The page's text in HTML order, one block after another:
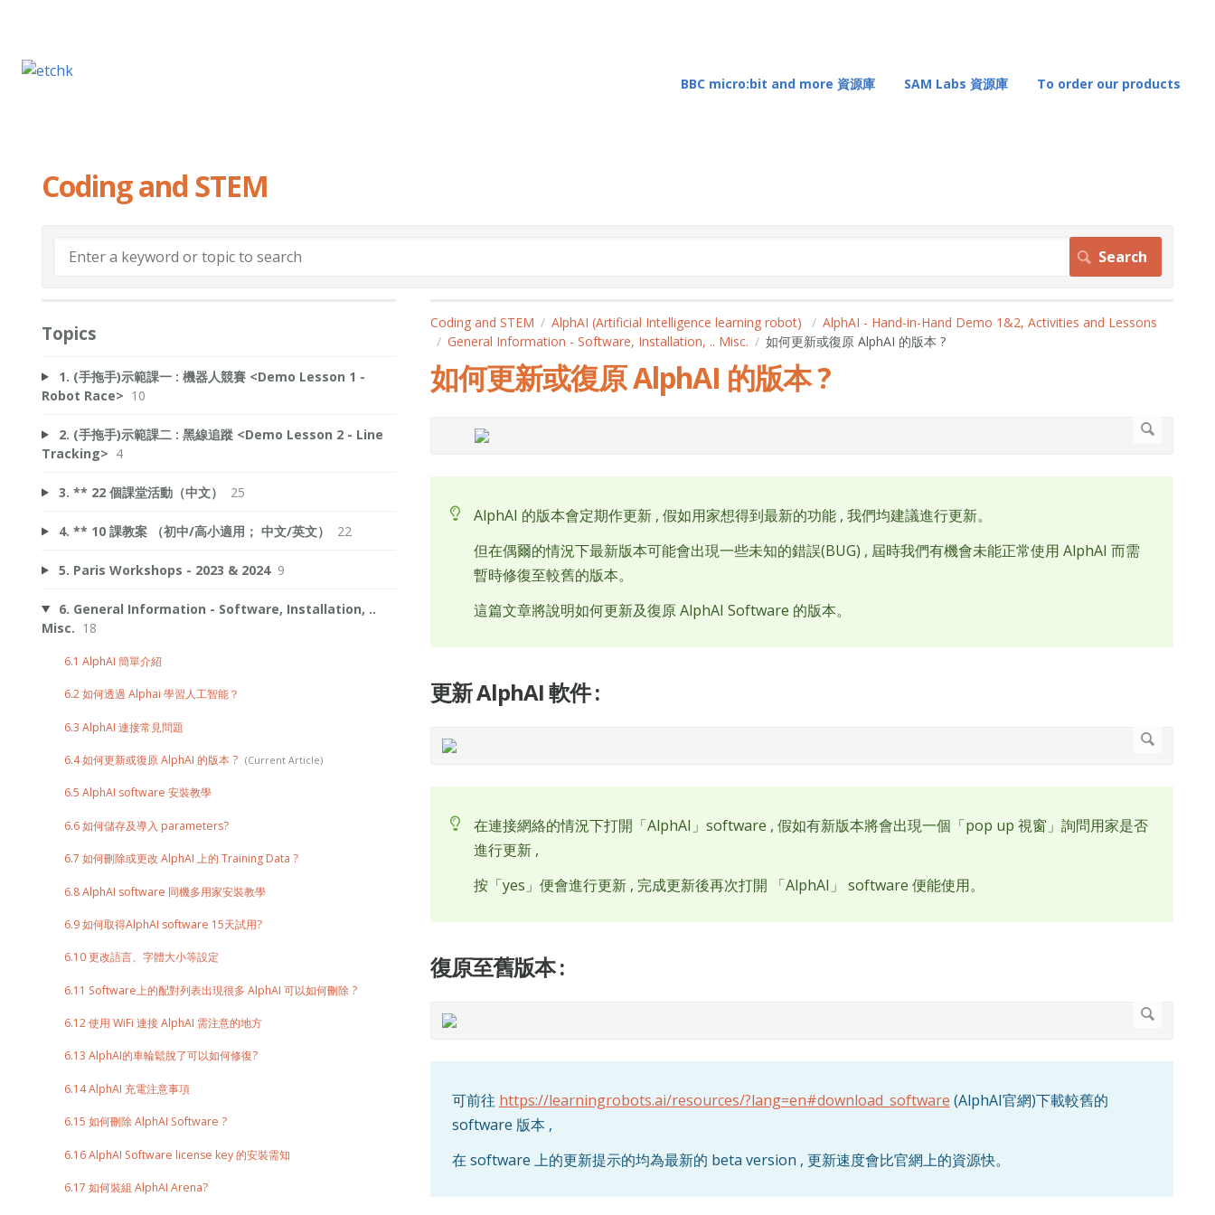
BBC micro:bit and more 資源庫 SAM Labs 資源庫 To order our products
Coding and STEM
Coding and STEM AlphAI (Artificial Intelligence learning robot)
AlphAI - Hand-in-Hand Demo 1&2, Activities and Lessons
General Information - Software, Installation, .. Misc.
如何更新或復原 AlphAI 的版本 ?
如何更新或復原 AlphAI 的版本 ?
AlphAI 的版本會定期作更新 , 假如用家想得到最新的功能 , 我們均建議進行更新。
但在偶爾的情況下最新版本可能會出現一些未知的錯誤(BUG) , 屆時我們有機會未能正常使用 AlphAI 而需
暫時修復至較舊的版本。
這篇文章將說明如何更新及復原 AlphAI Software 的版本。
更新 AlphAI 軟件 :
在連接網絡的情況下打開「AlphAI」software , 假如有新版本將會出現一個「pop up 視窗」詢問用家是否
進行更新 ,
按「yes」便會進行更新 , 完成更新後再次打開 「AlphAI」 software 便能使用。
復原至舊版本 :
可前往 https://learningrobots.ai/resources/?lang=en#download_software (AlphAI官網)下載較舊的
software 版本 ,
在 software 上的更新提示的均為最新的 beta version , 更新速度會比官網上的資源快。
Topics
1. (手拖手)示範課一 : 機器人競賽 <Demo Lesson 1 -
Robot Race> 10
2. (手拖手)示範課二 : 黑線追蹤 <Demo Lesson 2 - Line
Tracking> 4
3. ** 22 個課堂活動（中文） 25
4. ** 10 課教案 （初中/高小適用； 中文/英文） 22
5. Paris Workshops - 2023 & 2024 9
6. General Information - Software, Installation, ..
Misc. 18
6.1 AlphAI 簡單介紹
6.2 如何透過 Alphai 學習人工智能？
6.3 AlphAI 連接常見問題
6.4 如何更新或復原 AlphAI 的版本 ?
6.5 AlphAI software 安裝教學
6.6 如何儲存及導入 parameters?
6.7 如何刪除或更改 AlphAI 上的 Training Data ?
6.8 AlphAI software 同機多用家安裝教學
6.9 如何取得AlphAI software 15天試用?
6.10 更改語言、字體大小等設定
6.11 Software上的配對列表出現很多 AlphAI 可以如何刪除 ?
6.12 使用 WiFi 連接 AlphAI 需注意的地方
6.13 AlphAI的車輪鬆脫了可以如何修復?
6.14 AlphAI 充電注意事項
6.15 如何刪除 AlphAI Software ?
6.16 AlphAI Software license key 的安裝需知
6.17 如何裝組 AlphAI Arena?